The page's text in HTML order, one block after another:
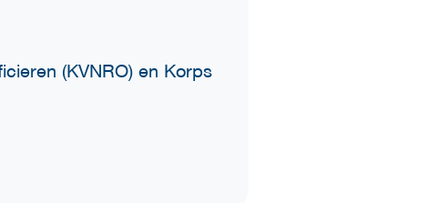
(KVNRO) en Korps